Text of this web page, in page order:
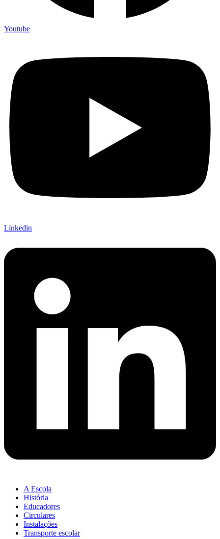
Youtube
Linkedin
A Escola
História
Educadores
Circulares
Instalações
Transporte escolar